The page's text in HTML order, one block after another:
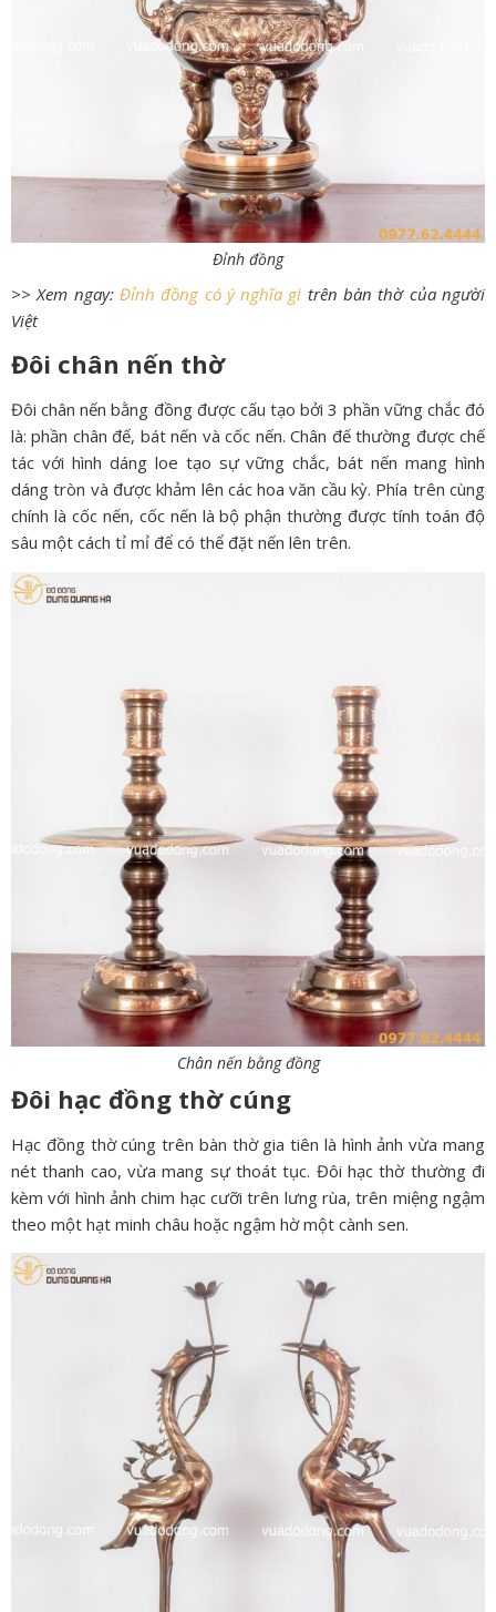
Đỉnh đồng
>> Xem ngay: Đỉnh đồng có ý nghĩa gì trên bàn thờ của người
Việt
Đôi chân nến thờ
Đôi chân nến bằng đồng được cấu tạo bởi 3 phần vững chắc đó
là: phần chân đế, bát nến và cốc nến. Chân đế thường được chế
tác với hình dáng loe tạo sự vững chắc, bát nến mang hình
dáng tròn và được khảm lên các hoa văn cầu kỳ. Phía trên cùng
chính là cốc nến, cốc nến là bộ phận thường được tính toán độ
sâu một cách tỉ mỉ để có thể đặt nến lên trên.
Chân nến bằng đồng
Đôi hạc đồng thờ cúng
Hạc đồng thờ cúng trên bàn thờ gia tiên là hình ảnh vừa mang
nét thanh cao, vừa mang sự thoát tục. Đôi hạc thờ thường đi
kèm với hình ảnh chim hạc cưỡi trên lưng rùa, trên miệng ngậm
theo một hạt minh châu hoặc ngậm hờ một cành sen.